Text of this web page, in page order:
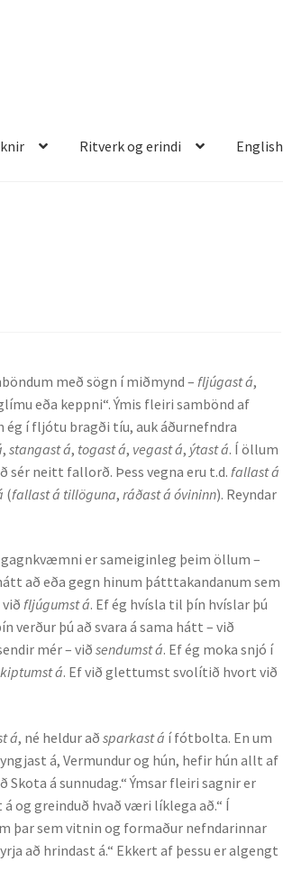
Ritverk og erindi English
með sögn í miðmynd – fljúgast á,
eða keppni“. Ýmis fleiri sambönd af
ég í fljótu bragði tíu, auk áðurnefndra
,stangast á, togast á, vegast á, ýtast á. Í öllum
sér neitt fallorð. Þess vegna eru t.d. fallast á
(fallast á tillöguna,ráðast á óvininn). Reyndar
er sameiginleg þeim öllum –
að eða gegn hinum þátttakandanum sem
viðfljúgumst á. Ef ég hvísla til þín hvíslar þú
verður þú að svara á sama hátt – við
mér – viðsendumst á. Ef ég moka snjó í
á. Ef við glettumst svolítið hvort við
á, né heldur að sparkast á í fótbolta. En um
á, Vermundur og hún, hefir hún allt af
Skota á sunnudag.“ Ýmsar fleiri sagnir er
og greinduð hvað væri líklega að.“ Í
þar sem vitnin og formaður nefndarinnar
að hrindast á.“ Ekkert af þessu er algengt